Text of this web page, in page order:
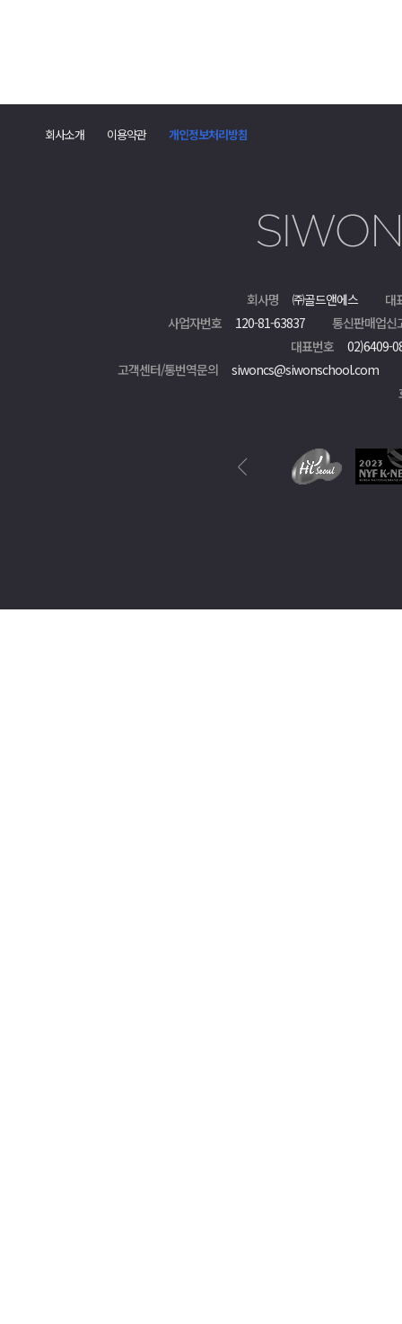
회사소개 이용약관 개인정보처리방침
회사명 ㈜골드앤에스
대
사업자번호
120-81-63837
통신판매업신
대표번호
02)6409-
고객센터/통번역문의
siwoncs@siwonschool.com